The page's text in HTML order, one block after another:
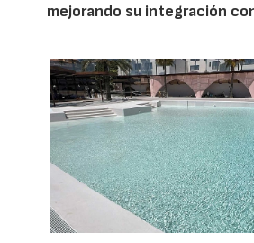
mejorando su integración